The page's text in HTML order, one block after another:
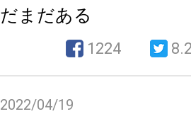
だまだある
1224
2022/04/19